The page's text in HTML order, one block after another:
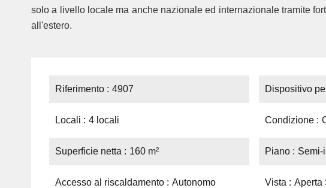
solo a livello locale ma anche nazionale ed internazionale tramite
all'estero.
Riferimento 4907
Locali 4 locali
Superficie netta 160 m²
Accesso al riscaldamento Autonomo
Dispositivo
Condizione
Piano Semi-
Vista Aperta